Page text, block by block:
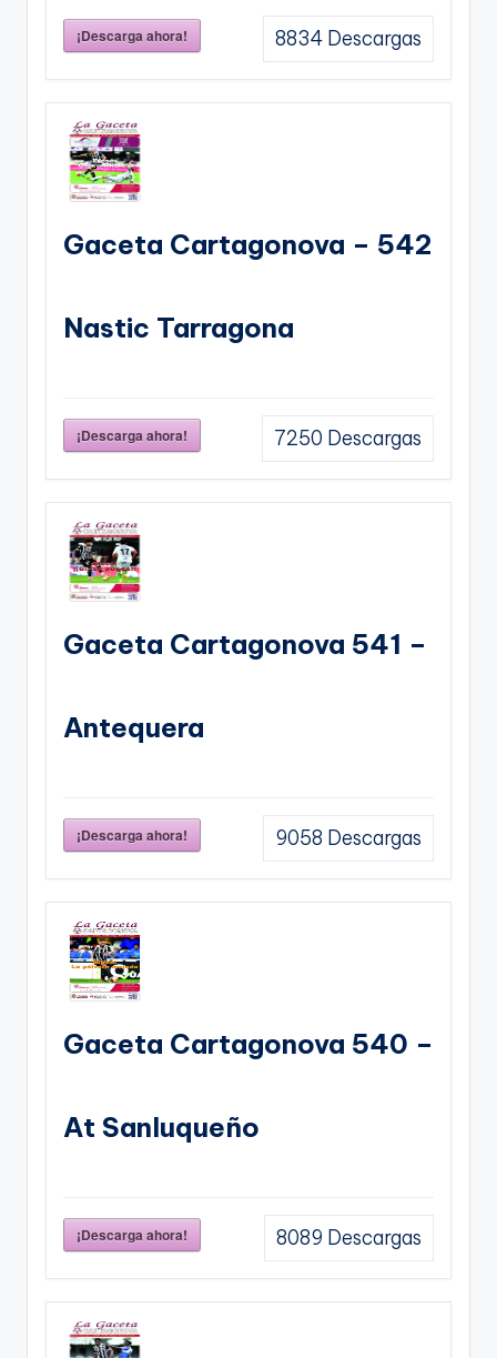
¡Descarga ahora! 8834 Descargas
Gaceta Cartagonova – 542
Nastic Tarragona
¡Descarga ahora! 7250 Descargas
Gaceta Cartagonova 541 –
Antequera
¡Descarga ahora! 9058 Descargas
Gaceta Cartagonova 540 –
At Sanluqueño
¡Descarga ahora! 8089 Descargas